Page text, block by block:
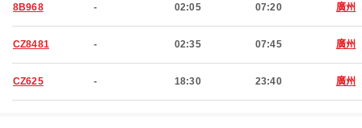
8B968 - 02:05 07:20 廣州
CZ8481 - 02:35 07:45 廣州
CZ625 - 18:30 23:40 廣州